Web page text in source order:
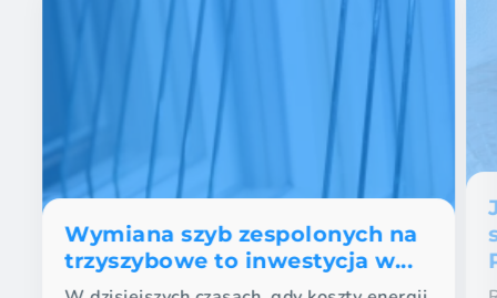
Wymiana szyb zespolonych na
trzyszybowe to inwestycja w...